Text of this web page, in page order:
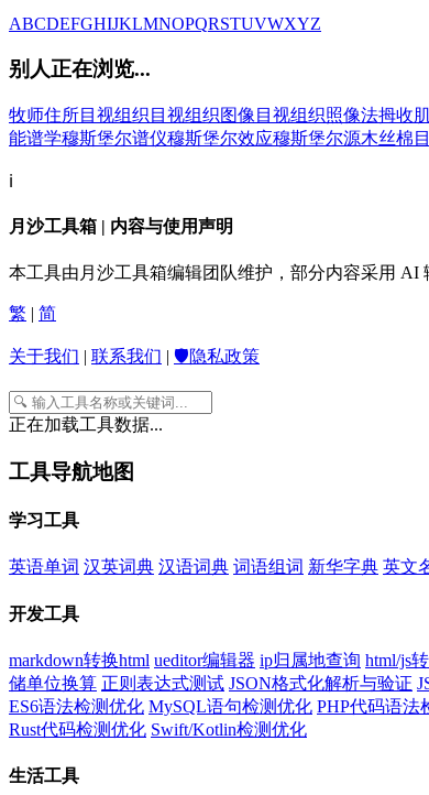
ABCDEFGHIJKLMNOPQRSTUVWXYZ
别人正在浏览...
牧师住所目视组织 目视组织图像 目视组织照像法拇收
能谱学穆斯堡尔谱仪穆斯堡尔效应穆斯堡尔源木丝棉
ℹ️
月沙工具箱 | 内容与使用声明
本工具由月沙工具箱编辑团队维护，部分内容采用 AI
繁 | 简
关于我们 | 联系我们 | 🛡️隐私政策
正在加载工具数据...
工具导航地图
学习工具
英语单词 汉英词典 汉语词典 词语组词 新华字典 英文
开发工具
markdown转换html ueditor编辑器 ip归属地查询 html/js
储单位换算 正则表达式测试 JSON格式化解析与验证
ES6语法检测优化 MySQL语句检测优化 PHP代码语法
Rust代码检测优化 Swift/Kotlin检测优化
生活工具